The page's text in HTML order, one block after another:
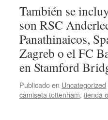
También se
son RSC
Panathinaicos,
Zagreb o el FC
en Stamford
Publicado en Uncategorized
camiseta tottenham, tienda